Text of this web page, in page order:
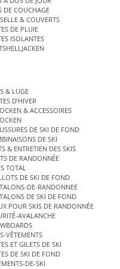
DE COUCHAGE
& COUVERTS
DE PLUIE
ISOLANTES
& LUGE
D’HIVER
& ACCESSOIRES
DE SKI DE FOND
DE SKI
& ENTRETIEN DES SKIS
DE RANDONNÉE
TOTAL
DE SKI DE FOND
DE-RANDONNEE
DE SKI DE FOND
POUR SKIS DE RANDONNÉE
AVALANCHE
VÊTEMENTS
ET GILETS DE SKI
DE SKI DE FOND
DE-SKI